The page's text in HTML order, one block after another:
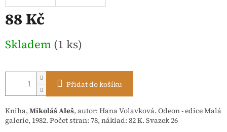
88 Kč
cena:
Skladem (1 ks)
Přidat do košíku
Kniha, Mikoláš Aleš, autor: Hana Volavková. Odeon - edice Malá
galerie, 1982. Počet stran: 78, náklad: 82 K. Svazek 26